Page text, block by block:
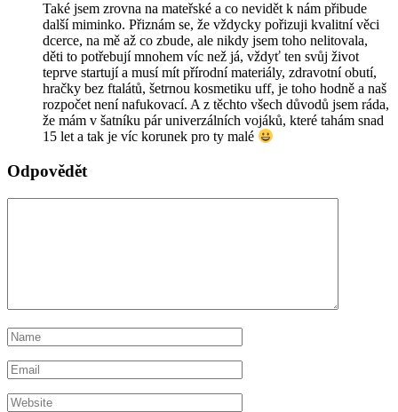
Také jsem zrovna na mateřské a co nevidět k nám přibude
další miminko. Přiznám se, že vždycky pořizuji kvalitní věci
dcerce, na mě až co zbude, ale nikdy jsem toho nelitovala,
děti to potřebují mnohem víc než já, vždyť ten svůj život
teprve startují a musí mít přírodní materiály, zdravotní obutí,
hračky bez ftalátů, šetrnou kosmetiku uff, je toho hodně a naš
rozpočet není nafukovací. A z těchto všech důvodů jsem ráda,
že mám v šatníku pár univerzálních vojáků, které tahám snad
15 let a tak je víc korunek pro ty malé
Odpovědět